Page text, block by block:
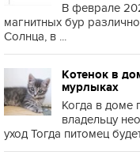
В феврале
магнитных бур
Солнца, в ...
Котенок в
мурлыках
Когда в доме
владельцу
уход Тогда питомец